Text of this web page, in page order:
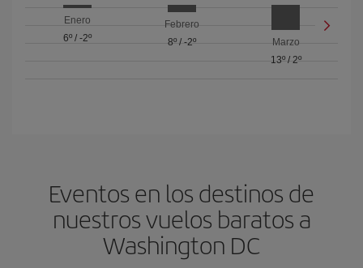
Enero
6º/ -2º
Febrero
8º/ -2º
Marzo
13º/ 2º
Eventos en los destinos de
nuestros vuelos baratos a
Washington DC